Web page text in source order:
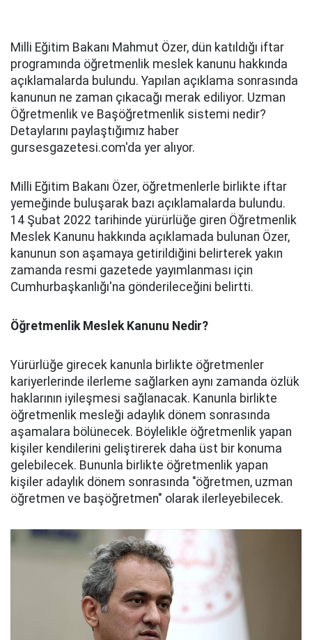
Milli Eğitim Bakanı Mahmut Özer, dün katıldığı iftar
programında öğretmenlik meslek kanunu hakkında
açıklamalarda bulundu. Yapılan açıklama sonrasında
kanunun ne zaman çıkacağı merak ediliyor. Uzman
Öğretmenlik ve Başöğretmenlik sistemi nedir?
Detaylarını paylaştığımız haber
gursesgazetesi.com'da yer alıyor.
Milli Eğitim Bakanı Özer, öğretmenlerle birlikte iftar
yemeğinde buluşarak bazı açıklamalarda bulundu.
14 Şubat 2022 tarihinde yürürlüğe giren Öğretmenlik
Meslek Kanunu hakkında açıklamada bulunan Özer,
kanunun son aşamaya getirildiğini belirterek yakın
zamanda resmi gazetede yayımlanması için
Cumhurbaşkanlığı'na gönderileceğini belirtti.
Öğretmenlik Meslek Kanunu Nedir?
Yürürlüğe girecek kanunla birlikte öğretmenler
kariyerlerinde ilerleme sağlarken aynı zamanda özlük
haklarının iyileşmesi sağlanacak. Kanunla birlikte
öğretmenlik mesleği adaylık dönem sonrasında
aşamalara bölünecek. Böylelikle öğretmenlik yapan
kişiler kendilerini geliştirerek daha üst bir konuma
gelebilecek. Bununla birlikte öğretmenlik yapan
kişiler adaylık dönem sonrasında "öğretmen, uzman
öğretmen ve başöğretmen" olarak ilerleyebilecek.